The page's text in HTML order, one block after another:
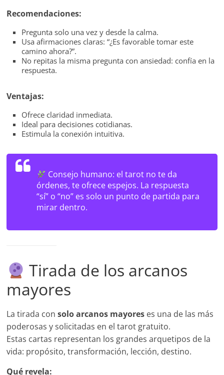
Recomendaciones:
Pregunta solo una vez y desde la calma.
Usa afirmaciones claras: “¿Es favorable tomar este
camino ahora?”.
No repitas la misma pregunta con ansiedad: confía en la
respuesta.
Ventajas:
Ofrece claridad inmediata.
Ideal para decisiones cotidianas.
Estimula la conexión intuitiva.
Consejo humano: el tarot no te da
órdenes, te ofrece espejos. La respuesta
“sí” o “no” es solo un punto de partida para
mirar dentro.
Tirada de los arcanos
mayores
La tirada consolo arcanos mayores es una de las más
poderosas y solicitadas en el tarot gratuito.
Estas cartas representan los grandes arquetipos de la
vida: propósito, transformación, lección, destino.
Qué revela: